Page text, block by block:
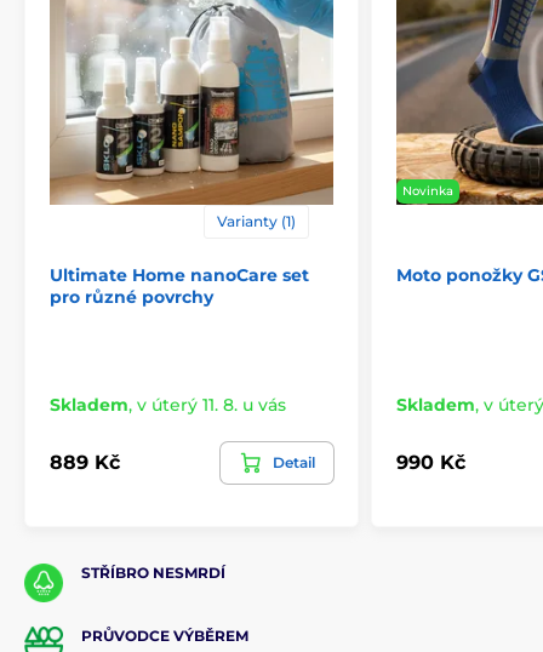
Varianty (1)
Ultimate Home nanoCare set
pro různé povrchy
Skladem, v úterý 11. 8. u vás
889 Kč Detail
Novinka
Moto ponožky
Skladem, v úterý
990 Kč
STŘÍBRO NESMRDÍ
PRŮVODCE VÝBĚREM